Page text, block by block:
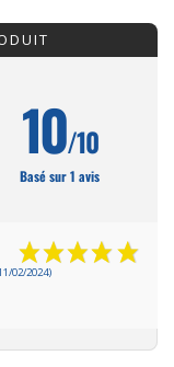
10/10
Basé sur 1 avis
02/2024)